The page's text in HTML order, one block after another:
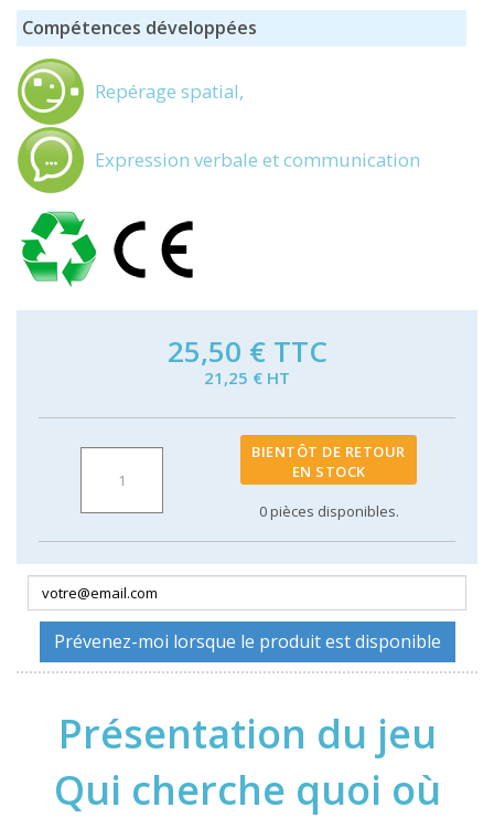
Compétences développées
Repérage spatial,
Expression verbale et communication
25,50 € TTC
21,25 € HT
BIENTÔT DE RETOUR
EN STOCK
0pièces disponibles.
Prévenez-moi lorsque le produit est disponible
Présentation du jeu
Qui cherche quoi où